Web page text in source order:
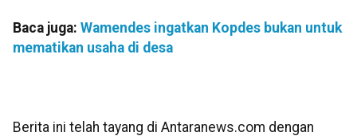
Baca juga: Wamendes ingatkan Kopdes bukan untuk
mematikan usaha di desa
Berita ini telah tayang di Antaranews.com dengan